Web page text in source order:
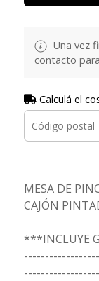
Una vez
contacto
Calculá el
MESA DE
CAJÓN
***INCLUYE